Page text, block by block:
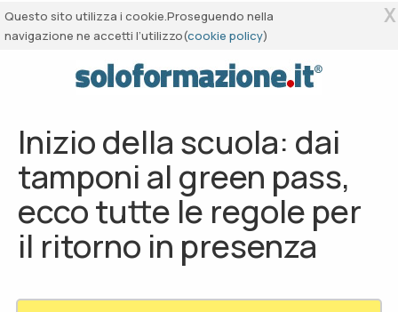
Questo sito utilizza i cookie.Proseguendo nella
navigazione ne accetti l’utilizzo(cookie policy)
X
Inizio della scuola: dai
tamponi al green pass,
ecco tutte le regole per
il ritorno in presenza